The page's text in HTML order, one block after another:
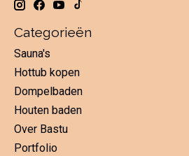
Categorieën
Sauna's
Hottub kopen
Dompelbaden
Houten baden
Over Bastu
Portfolio